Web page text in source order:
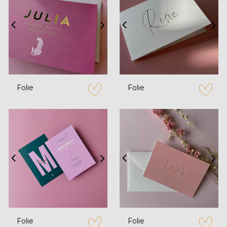
Folie
zet op verlanglijstje
Folie
zet op
Folie Folie